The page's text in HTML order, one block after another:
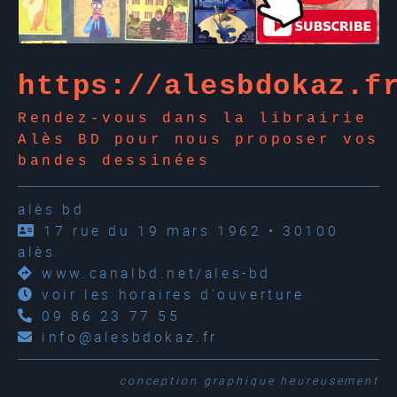
https://
Rendez-vous dans la librairie
Alès BD pour nous proposer vos
bandes dessinées
alès bd
17 rue du 19 mars 1962 • 30100
alès
www.canalbd.net/ales-bd
voir les horaires d'ouverture
09 86 23 77 55
info@alesbdokaz.fr
conception graphique heureusement